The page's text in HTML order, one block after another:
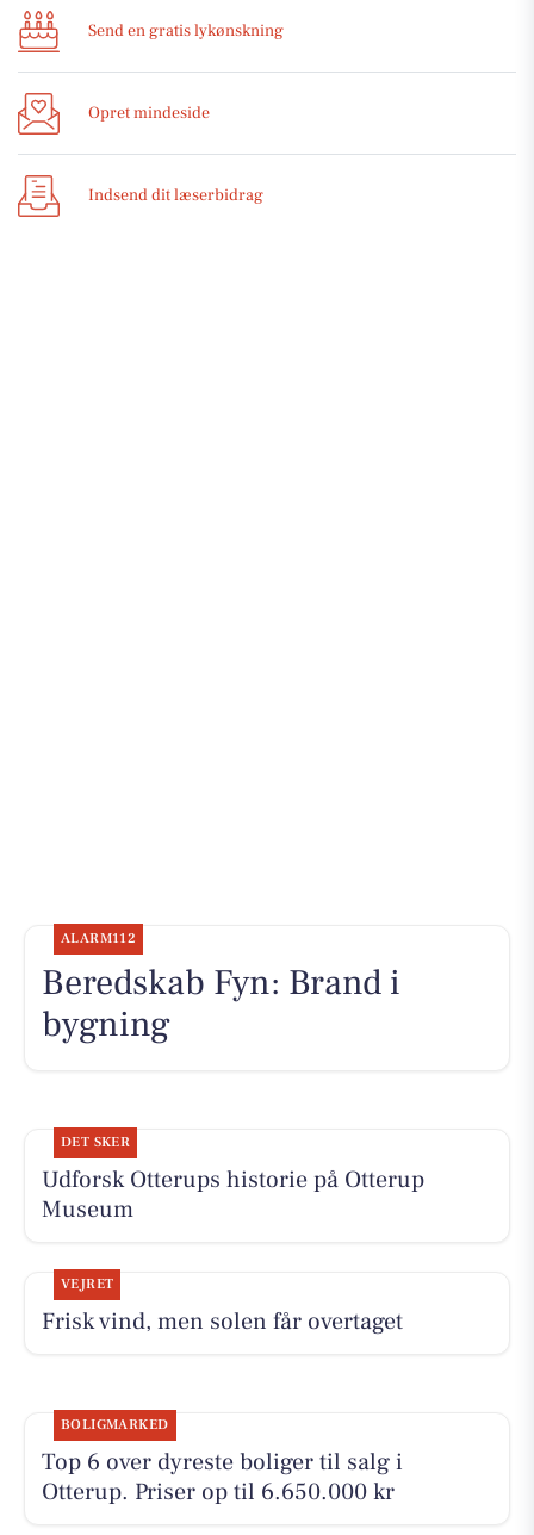
Send en gratis lykønskning
Opret mindeside
Indsend dit læserbidrag
ALARM112
Beredskab Fyn: Brand i
bygning
DET SKER
Udforsk Otterups historie på Otterup
Museum
VEJRET
Frisk vind, men solen får overtaget
BOLIGMARKED
Top 6 over dyreste boliger til salg i
Otterup. Priser op til 6.650.000 kr